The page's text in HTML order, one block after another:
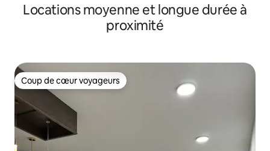
Locations moyenne et longue durée à
proximité
Coup de cœur voyageurs
Coup de cœur voyageurs